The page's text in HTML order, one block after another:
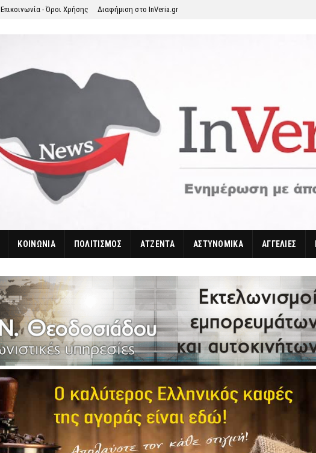
Επικοινωνία - Όροι Χρήσης Διαφήμιση στο InVeria.gr
ΚΟΙΝΩΝΙΑ ΠΟΛΙΤΙΣΜΟΣ ΑΤΖΕΝΤΑ ΑΣΤΥΝΟΜΙΚΑ ΑΓΓΕΛΙΕΣ